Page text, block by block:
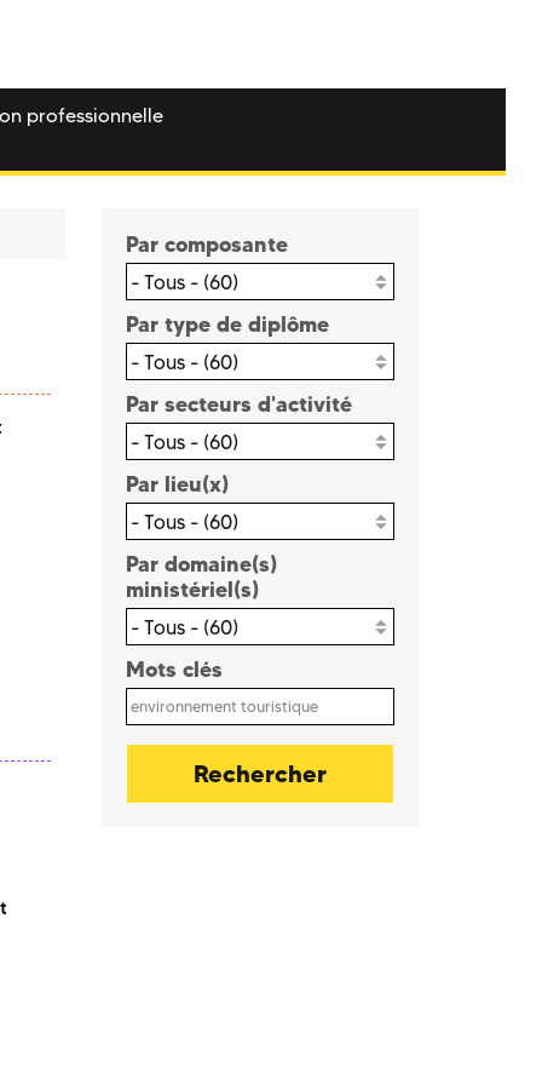
professionnelle
Par composante
- Tous - (60)
Par type de diplôme
- Tous - (60)
Par secteurs d'activité
- Tous - (60)
Par lieu(x)
- Tous - (60)
Par domaine(s)
ministériel(s)
- Tous - (60)
Mots clés